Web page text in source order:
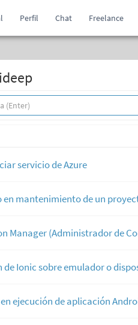
Perfil Chat Freelance
servicio de Azure
mantenimiento de un
Manager (Administrador de
Ionic sobre emulador o
ejecución de aplicación